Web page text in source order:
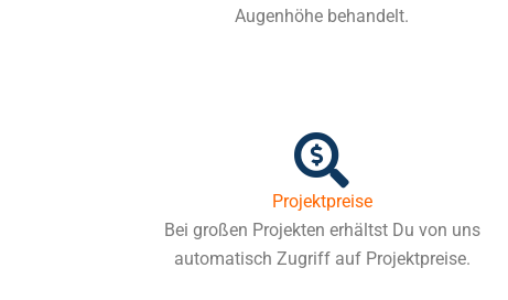
Augenhöhe behandelt.
Projektpreise
Bei großen Projekten erhältst Du von uns
automatisch Zugriff auf Projektpreise.